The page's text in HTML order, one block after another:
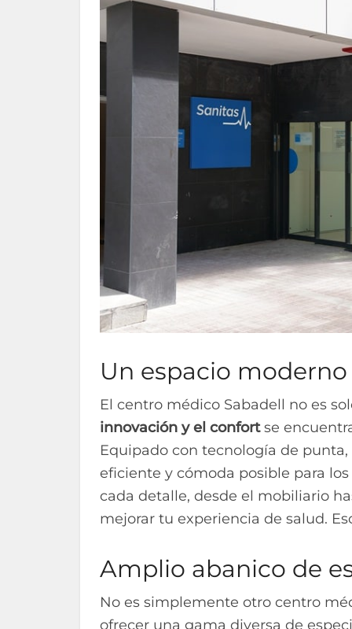
Un espacio
El centro médico Sabadell no es
innovación y el confortse
Equipado con tecnología de
eficiente y cómoda posible para
cada detalle, desde el mobiliario
mejorar tu experiencia de salud.
Amplio abanico de
No es simplemente otro centro
ofrecer una gama diversa de